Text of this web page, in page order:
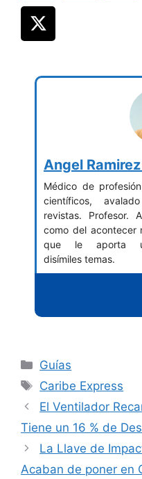
Angel
Médico de
científicos,
revistas. Profesor.
como del acontecer
que le aporta
disímiles temas.
Categorías
Guías
Etiquetas
Caribe Express
El Ventilador
Tiene un 16 % de
La Llave de
Acaban de poner en